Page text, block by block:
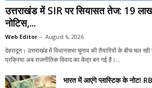
उत्तराखंड में SIR पर सियासत तेज: 19
नोटिस,...
Web Editor - August 6, 2026
देहरादून। उत्तराखंड में विधानसभा चुनाव की तैयारियों के बीच चल
प्रक्रिया अब राजनीतिक विवाद का केंद्र बन गई है।...
भारत में आएंगे प्लास्टिक के नोट!